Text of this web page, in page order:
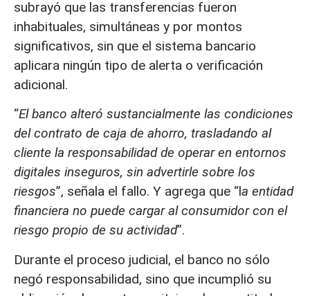
subrayó que las transferencias fueron
inhabituales, simultáneas y por montos
significativos, sin que el sistema bancario
aplicara ningún tipo de alerta o verificación
adicional.
“El banco alteró sustancialmente las condiciones
del contrato de caja de ahorro, trasladando al
cliente la responsabilidad de operar en entornos
digitales inseguros, sin advertirle sobre los
riesgos”, señala el fallo. Y agrega que “la entidad
financiera no puede cargar al consumidor con el
riesgo propio de su actividad”.
Durante el proceso judicial, el banco no sólo
negó responsabilidad, sino que incumplió su